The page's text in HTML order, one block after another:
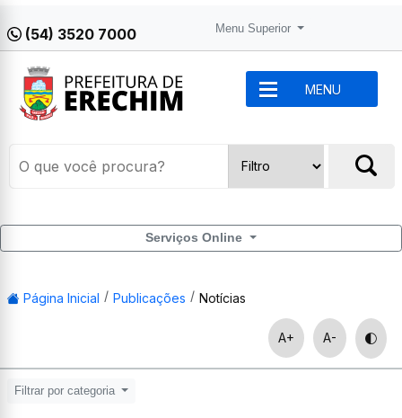
(54) 3520 7000 Menu Superior
MENU
Serviços Online
Página Inicial Publicações Notícias
A+ A-
Filtrar por categoria